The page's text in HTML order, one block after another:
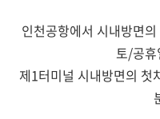
인천공항에서 시내방면
토/공
제1터미널 시내방면의